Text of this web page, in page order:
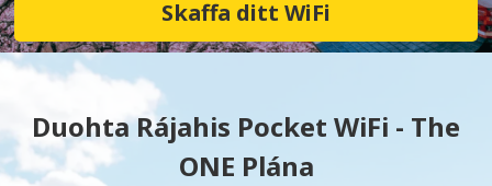
Skaffa ditt WiFi
Duohta Rájahis Pocket WiFi - The
ONE Plána